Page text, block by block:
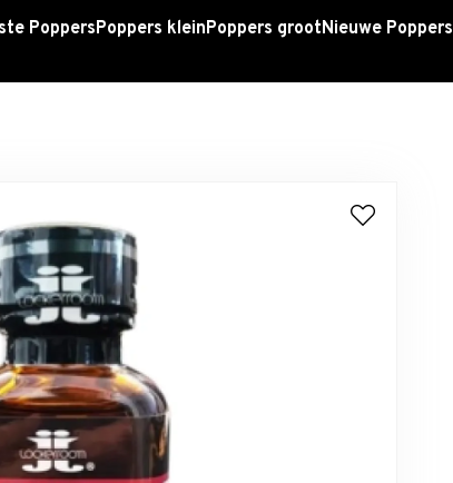
PoppersPoppers kleinPoppers grootNieuwe Poppers